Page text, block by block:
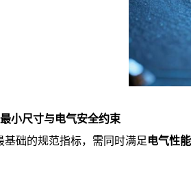
小尺寸与电气安全约束
基础的规范指标，需同时满足电气性